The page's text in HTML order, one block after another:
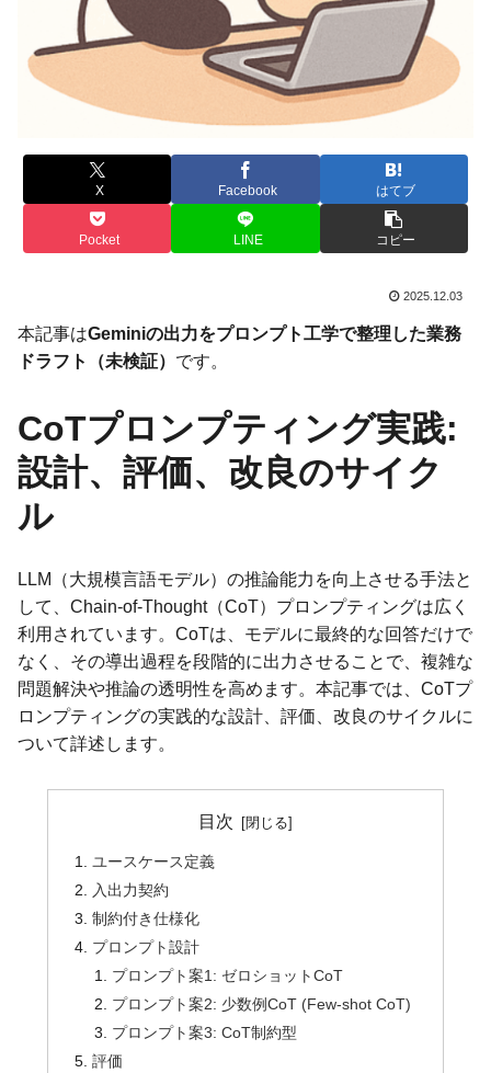
X Facebook はてブ
Pocket LINE コピー
2025.12.03
本記事はGeminiの出力をプロンプト工学で整理した業務
ドラフト（未検証） です。
CoTプロンプティング実践:
設計、評価、改良のサイク
ル
LLM（大規模言語モデル）の推論能力を向上させる手法と
して、Chain-of-Thought（CoT）プロンプティングは広く
利用されています。CoTは、モデルに最終的な回答だけで
なく、その導出過程を段階的に出力させることで、複雑な
問題解決や推論の透明性を高めます。本記事では、CoTプ
ロンプティングの実践的な設計、評価、改良のサイクルに
ついて詳述します。
目次
ユースケース定義
入出力契約
制約付き仕様化
プロンプト設計
プロンプト案1: ゼロショットCoT
プロンプト案2: 少数例CoT (Few-shot CoT)
プロンプト案3: CoT制約型
評価